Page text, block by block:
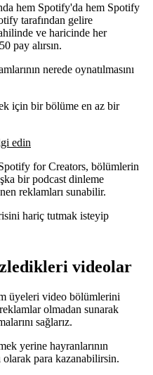
hem Spotify'da hem Spotify
tarafından gelire
ve haricinde her
pay alırsın.
nerede oynatılmasını
için bir bölüme en az bir
edin
for Creators, bölümlerin
bir podcast dinleme
reklamları sunabilir.
hariç tutmak isteyip
videolar
üyeleri video bölümlerini
olmadan sunarak
sağlarız.
yerine hayranlarının
olarak para kazanabilirsin.